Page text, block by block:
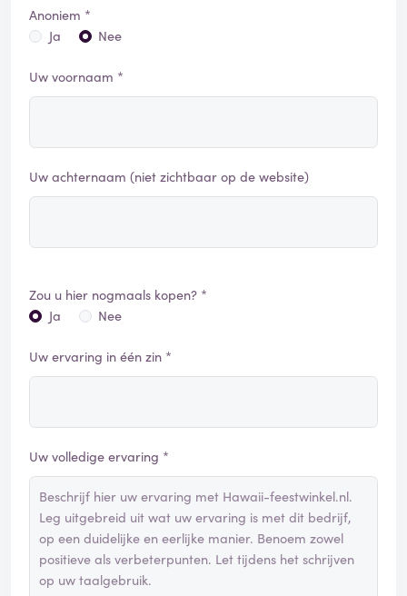
Anoniem *
Ja
Nee
Uw voornaam *
Uw achternaam (niet zichtbaar op de website)
Zou u hier nogmaals kopen? *
Ja
Nee
Uw ervaring in één zin *
Uw volledige ervaring *